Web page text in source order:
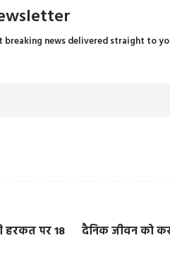
breaking news delivered straight to
हरकत पर 18
दैनिक जीवन को